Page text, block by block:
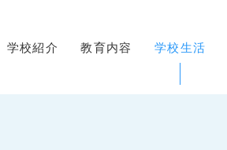
学校紹介 教育内容 学校生活